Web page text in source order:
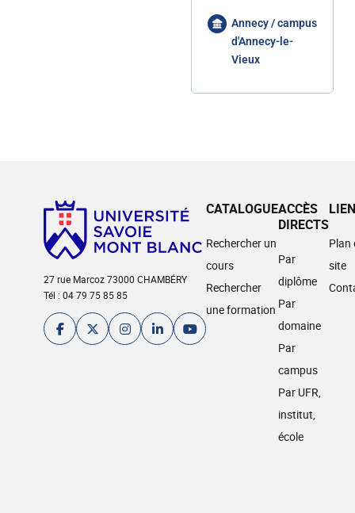
Annecy / campus
d'Annecy-le-
Vieux
27 rue Marcoz 73000 CHAMBÉRY
Tél : 04 79 75 85 85
CATALOGUE
Rechercher un
cours
Rechercher
une formation
ACCÈS
DIRECTS
Par
diplôme
Par
domaine
Par
campus
Par UFR,
institut,
école
Plan
site